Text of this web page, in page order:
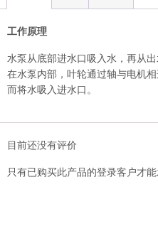
工作原理
水泵从底部进水口吸入水，再从出
在水泵内部，叶轮通过轴与电机
而将水吸入进水口。
目前还没有评价
只有已购买此产品的登录客户才能